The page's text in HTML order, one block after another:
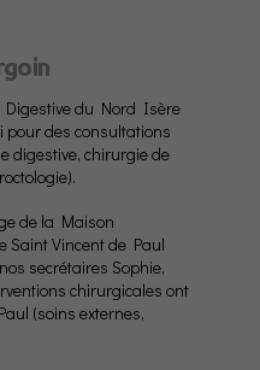
Digestive du Nord Isère
pour des consultations
digestive, chirurgie de
de la Maison
Saint Vincent de Paul
secrétaires Sophie,
chirurgicales ont
(soins externes,